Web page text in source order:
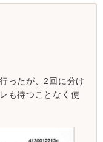
ったが、2回に分け
も待つことなく使